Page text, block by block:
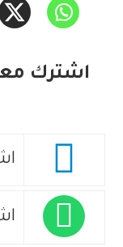
اشترك